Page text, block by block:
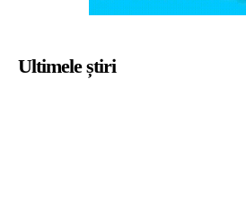
Ultimele știri